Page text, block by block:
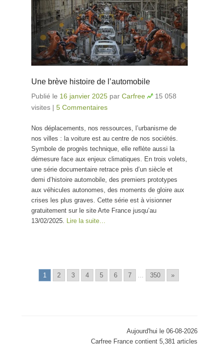
Une brève histoire de l’automobile
Publié le 16 janvier 2025 par Carfree
15 058
visites | 5 Commentaires
Nos déplacements, nos ressources, l’urbanisme de
nos villes : la voiture est au centre de nos sociétés.
Symbole de progrès technique, elle reflète aussi la
démesure face aux enjeux climatiques. En trois volets,
une série documentaire retrace près d’un siècle et
demi d’histoire automobile, des premiers prototypes
aux véhicules autonomes, des moments de gloire aux
crises les plus graves. Cette série est à visionner
gratuitement sur le site Arte France jusqu’au
13/02/2025. Lire la suite…
1 2 3 4 5 6 7 350 »
Aujourd'hui le 06-08-2026
Carfree France contient 5,381 articles